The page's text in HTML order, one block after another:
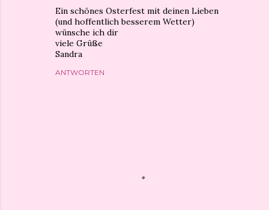
Ein schönes Osterfest mit deinen Lieben
(und hoffentlich besserem Wetter)
wünsche ich dir
viele Grüße
Sandra
ANTWORTEN